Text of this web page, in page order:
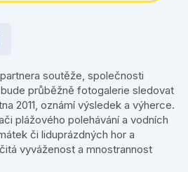
soutěže, společnosti
bude průběžně fotogalerie sledovat
2011, oznámí výsledek a výherce.
plážového polehávání a vodních
či liduprázdných hor a
vyváženost a mnostrannost